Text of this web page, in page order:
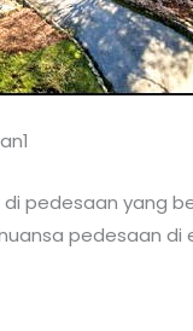
pedesaan yang
pedesaan